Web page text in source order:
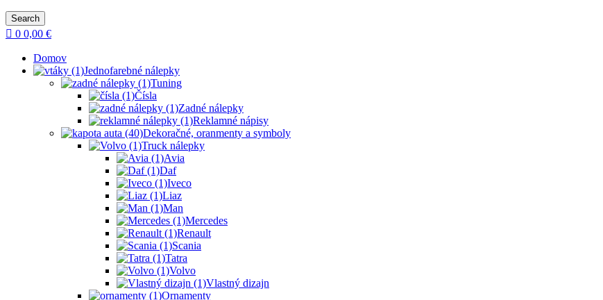
Search
0 0,00 €
Domov
Jednofarebné nálepky
Tuning
Čísla
Zadné nálepky
Reklamné nápisy
Dekoračné, oranmenty a symboly
Truck nálepky
Avia
Daf
Iveco
Liaz
Man
Mercedes
Renault
Scania
Tatra
Volvo
Vlastný dizajn
Ornamenty